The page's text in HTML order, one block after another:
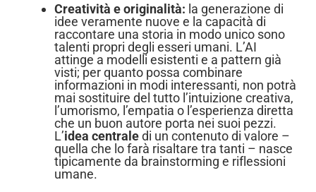
Creatività e originalità: la generazione di
idee veramente nuove e la capacità di
raccontare una storia in modo unico sono
talenti propri degli esseri umani. L’AI
attinge a modelli esistenti e a pattern già
visti; per quanto possa combinare
informazioni in modi interessanti, non potrà
mai sostituire del tutto l’intuizione creativa,
l’umorismo, l’empatia o l’esperienza diretta
che un buon autore porta nei suoi pezzi.
L’idea centraledi un contenuto di valore –
quella che lo farà risaltare tra tanti – nasce
tipicamente da brainstorming e riflessioni
umane.